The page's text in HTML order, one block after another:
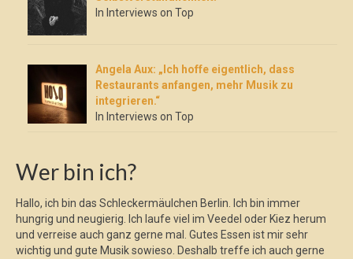
In Interviews on Top
Angela Aux: „Ich hoffe eigentlich, dass
Restaurants anfangen, mehr Musik zu
integrieren.“
In Interviews on Top
Wer bin ich?
Hallo, ich bin das Schleckermäulchen Berlin. Ich bin immer
hungrig und neugierig. Ich laufe viel im Veedel oder Kiez herum
und verreise auch ganz gerne mal. Gutes Essen ist mir sehr
wichtig und gute Musik sowieso. Deshalb treffe ich auch gerne